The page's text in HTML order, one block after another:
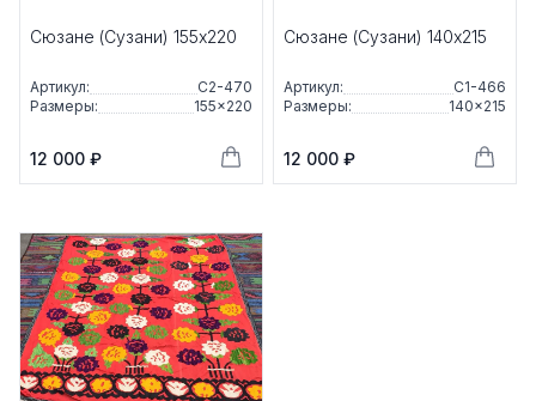
Сюзане (Сузани) 155x220
Артикул:
С2-470
Размеры:
155×220
12 000 ₽
Сюзане (Сузани) 140x215
Артикул:
С1-466
Размеры:
140×215
12 000 ₽